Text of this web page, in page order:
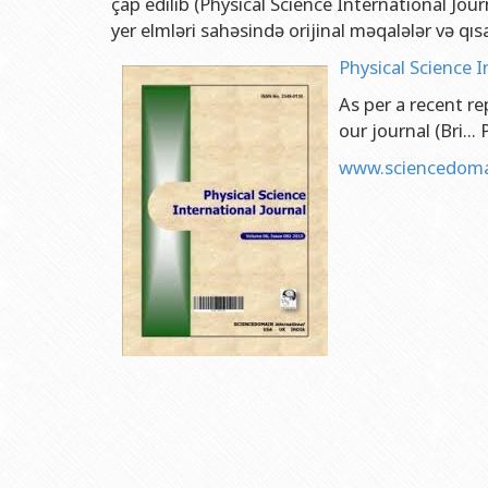
Rektorlarımız
BDU-nun məzunları
Fəxri doktorlarımız
BDU-da təhsil
BDU-da tədris olunan ixtisaslar
Universitet tarixinin ən mühüm hadisələri
Humanitar
İnsan resursları və
Sənədlər və
Maliyyə və təminat
Tarix
yer elmləri sahəsində orijinal məqalələr və
Physical Science
As per a recent
our journal (Bri...